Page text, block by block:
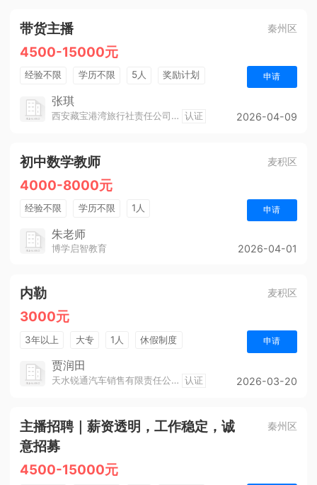
带货主播 秦州区
4500-15000元
经验不限 学历不限 5人
奖励计划
销售奖金
申请
张琪
西安藏宝港湾旅行社责任公司天水分公司 认证 2026-04-09
初中数学教师 麦积区
4000-8000元
经验不限 学历不限 1人 申请
朱老师
博学启智教育 2026-04-01
内勒 麦积区
3000元
3年以上 大专 1人 休假制度 申请
贾润田
天水锐通汽车销售有限责任公司 认证 2026-03-20
主播招聘｜薪资透明，工作稳定，诚
意招募
秦州区
4500-15000元